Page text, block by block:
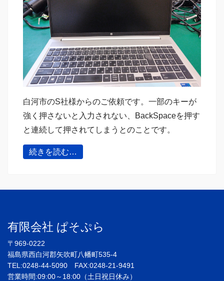
白河市のS社様からのご依頼です。一部のキーが
強く押さないと入力されない、BackSpaceを押す
と連続して押されてしまうとのことです。
続きを読む…
有限会社 ぱそぷら
〒969-0222
福島県西白河郡矢吹町八幡町535-4
TEL:0248-44-5090 FAX:0248-21-9491
営業時間:09:00～18:00（土日祝日休み）